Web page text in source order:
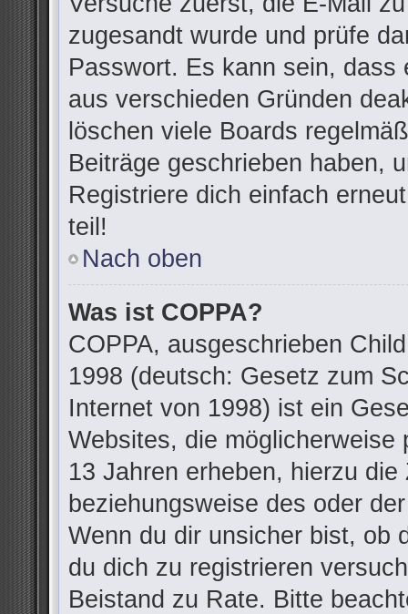
zugesandt wurde und prüfe
Passwort. Es kann sein, dass
aus verschieden Gründen
löschen viele Boards
Beiträge geschrieben haben,
Registriere dich einfach
teil!
Nach oben
Was ist COPPA?
COPPA, ausgeschrieben
1998 (deutsch: Gesetz zum
Internet von 1998) ist ein
Websites, die
13 Jahren erheben, hierzu
beziehungsweise des oder
Wenn du dir unsicher bist, ob
du dich zu registrieren
Beistand zu Rate. Bitte